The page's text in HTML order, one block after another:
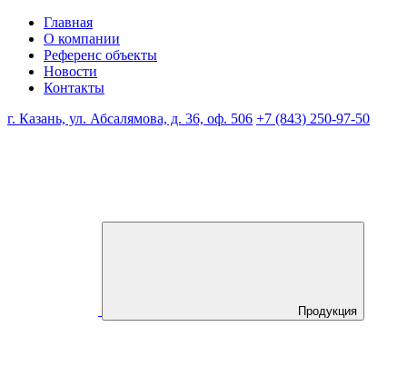
Главная
О компании
Референс объекты
Новости
Контакты
г. Казань, ул. Абсалямова, д. 36, оф. 506 +7 (843) 250-97-50
Продукция